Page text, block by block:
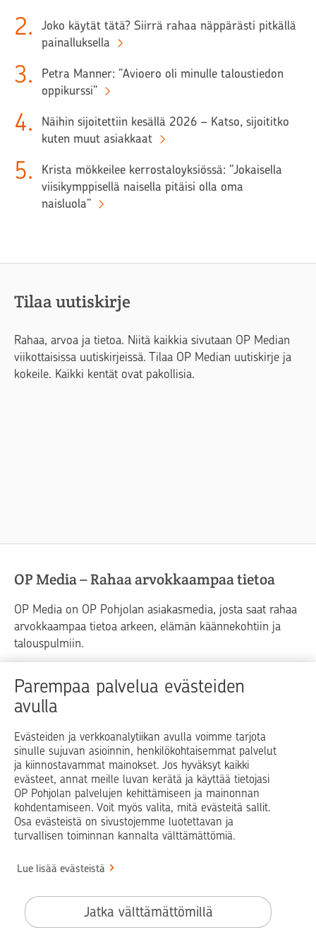
Parempaa palvelua evästeiden
avulla
Evästeiden ja verkkoanalytiikan avulla voimme tarjota
sinulle sujuvan asioinnin, henkilökohtaisemmat palvelut
ja kiinnostavammat mainokset. Jos hyväksyt kaikki
evästeet, annat meille luvan kerätä ja käyttää tietojasi
OP Pohjolan palvelujen kehittämiseen ja mainonnan
kohdentamiseen. Voit myös valita, mitä evästeitä sallit.
Osa evästeistä on sivustojemme luotettavan ja
turvallisen toiminnan kannalta välttämättömiä.
Lue lisää evästeistä
Jatka välttämättömillä
2.
Joko käytät tätä? Siirrä rahaa näppärästi pitkällä
painalluksella
3.
Petra Manner: ”Avioero oli minulle taloustiedon
oppikurssi”
4.
Näihin sijoitettiin kesällä 2026 – Katso, sijoititko
kuten muut asiakkaat
5.
Krista mökkeilee kerrostaloyksiössä: ”Jokaisella
viisikymppisellä naisella pitäisi olla oma
naisluola”
Tilaa uutiskirje
Rahaa, arvoa ja tietoa. Niitä kaikkia sivutaan OP Median
viikottaisissa uutiskirjeissä. Tilaa OP Median uutiskirje ja
kokeile. Kaikki kentät ovat pakollisia.
OP Media – Rahaa arvokkaampaa tietoa
OP Media on OP Pohjolan asiakasmedia, josta saat rahaa
arvokkaampaa tietoa arkeen, elämän käännekohtiin ja
talouspulmiin.
Raha Elämä
Yrityselämä
Blogit ja puheenvuorot
Op.fi OP Koti Pohjola Vahinkoapu
Facebook
X LinkedInInstagram
Käyttöehdot
Saavutettavuusseloste